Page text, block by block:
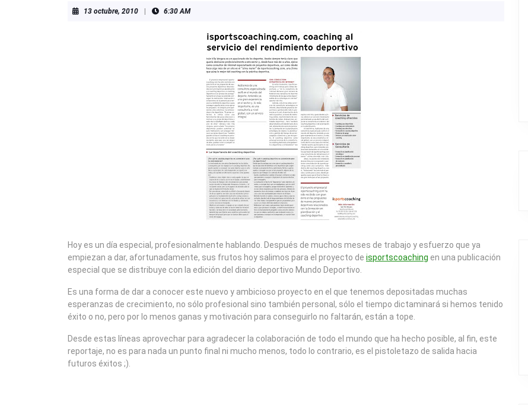
13 octubre, 201013
6:30 AM
Hoy es un día especial, profesionalmente hablando. Después de muchos meses de trabajo y esfuerzo que ya
empiezan a dar, afortunadamente, sus frutos hoy salimos para el proyecto de isportscoaching en una publicación
especial que se distribuye con la edición del diario deportivo Mundo Deportivo.
Es una forma de dar a conocer este nuevo y ambicioso proyecto en el que tenemos depositadas muchas
esperanzas de crecimiento, no sólo profesional sino también personal, sólo el tiempo dictaminará si hemos tenido
éxito o no, pero por lo menos ganas y motivación para conseguirlo no faltarán, están a tope.
Desde estas líneas aprovechar para agradecer la colaboración de todo el mundo que ha hecho posible, al fin, este
reportaje, no es para nada un punto final ni mucho menos, todo lo contrario, es el pistoletazo de salida hacia
futuros éxitos ;).